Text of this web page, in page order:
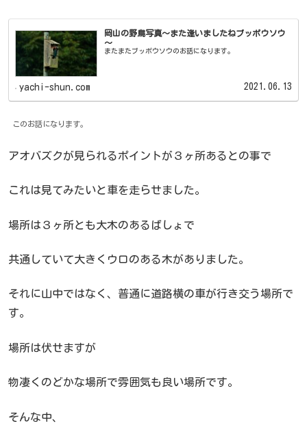
岡山の野鳥写真～また逢いましたねブッポウソウ
～
またまたブッポウソウのお話になります。
yachi-shun.com 2021.06.13
このお話になります。
アオバズクが見られるポイントが３ヶ所あるとの事で
これは見てみたいと車を走らせました。
場所は３ヶ所とも大木のあるばしょで
共通していて大きくウロのある木がありました。
それに山中ではなく、普通に道路横の車が行き交う場所で
す。
場所は伏せますが
物凄くのどかな場所で雰囲気も良い場所です。
そんな中、